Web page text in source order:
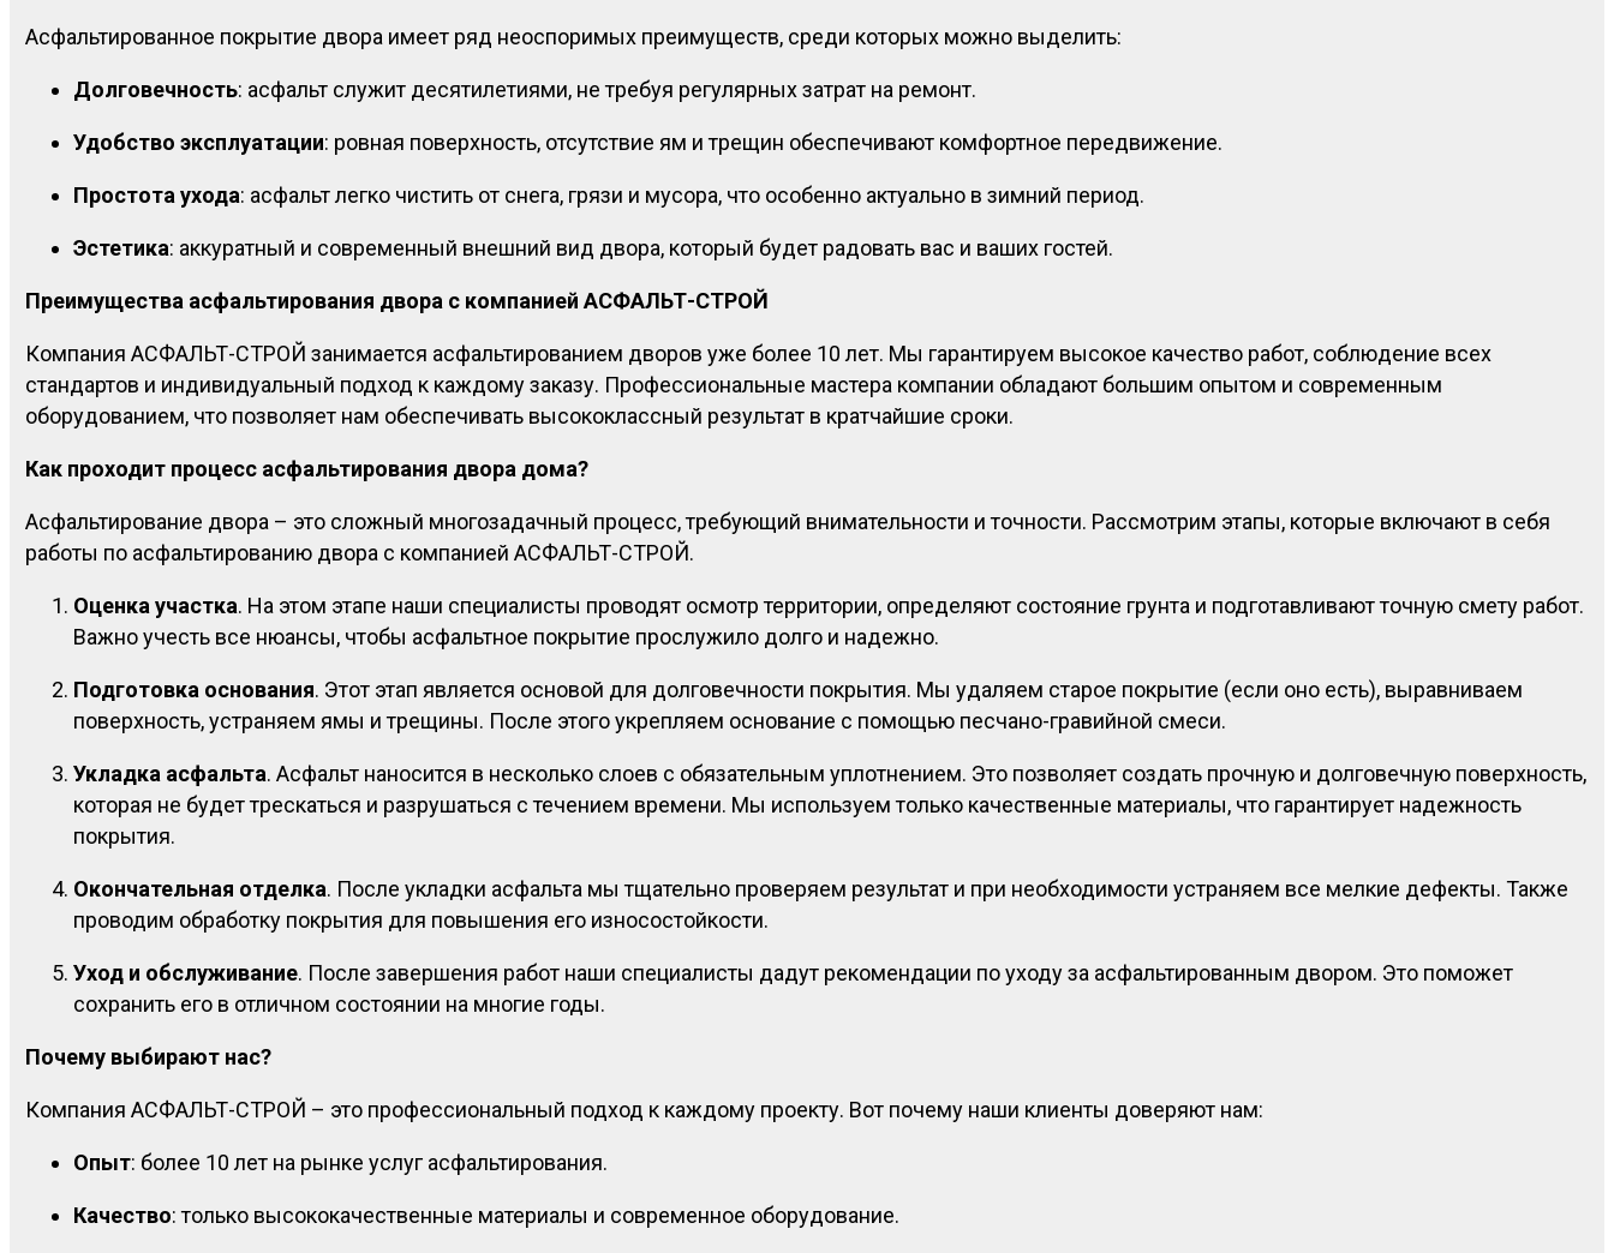
Асфальтированное покрытие двора имеет ряд неоспоримых преимуществ, среди которых можно выделить:
Долговечность: асфальт служит десятилетиями, не требуя регулярных затрат на ремонт.
Удобство эксплуатации: ровная поверхность, отсутствие ям и трещин обеспечивают комфортное передвижение.
Простота ухода: асфальт легко чистить от снега, грязи и мусора, что особенно актуально в зимний период.
Эстетика: аккуратный и современный внешний вид двора, который будет радовать вас и ваших гостей.
Преимущества асфальтирования двора с компанией АСФАЛЬТ-СТРОЙ
Компания АСФАЛЬТ-СТРОЙ занимается асфальтированием дворов уже более 10 лет. Мы гарантируем высокое качество работ, соблюдение всех
стандартов и индивидуальный подход к каждому заказу. Профессиональные мастера компании обладают большим опытом и современным
оборудованием, что позволяет нам обеспечивать высококлассный результат в кратчайшие сроки.
Как проходит процесс асфальтирования двора дома?
Асфальтирование двора – это сложный многозадачный процесс, требующий внимательности и точности. Рассмотрим этапы, которые включают в себя
работы по асфальтированию двора с компанией АСФАЛЬТ-СТРОЙ.
Оценка участка. На этом этапе наши специалисты проводят осмотр территории, определяют состояние грунта и подготавливают точную смету работ.
Важно учесть все нюансы, чтобы асфальтное покрытие прослужило долго и надежно.
Подготовка основания. Этот этап является основой для долговечности покрытия. Мы удаляем старое покрытие (если оно есть), выравниваем
поверхность, устраняем ямы и трещины. После этого укрепляем основание с помощью песчано-гравийной смеси.
Укладка асфальта. Асфальт наносится в несколько слоев с обязательным уплотнением. Это позволяет создать прочную и долговечную поверхность,
которая не будет трескаться и разрушаться с течением времени. Мы используем только качественные материалы, что гарантирует надежность
покрытия.
Окончательная отделка. После укладки асфальта мы тщательно проверяем результат и при необходимости устраняем все мелкие дефекты. Также
проводим обработку покрытия для повышения его износостойкости.
Уход и обслуживание. После завершения работ наши специалисты дадут рекомендации по уходу за асфальтированным двором. Это поможет
сохранить его в отличном состоянии на многие годы.
Почему выбирают нас?
Компания АСФАЛЬТ-СТРОЙ – это профессиональный подход к каждому проекту. Вот почему наши клиенты доверяют нам:
Опыт: более 10 лет на рынке услуг асфальтирования.
Качество: только высококачественные материалы и современное оборудование.